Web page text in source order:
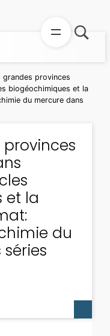
grandes provinces
biogéochimiques et la
du mercure dans
provinces
et la
du